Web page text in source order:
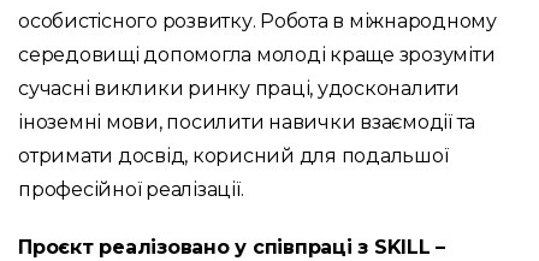
особистісного розвитку. Робота в міжнародному
середовищі допомогла молоді краще зрозуміти
сучасні виклики ринку праці, удосконалити
іноземні мови, посилити навички взаємодії та
отримати досвід, корисний для подальшої
професійної реалізації.
Проєкт реалізовано у співпраці з SKILL –